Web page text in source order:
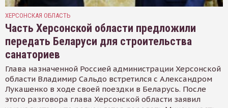
ХЕРСОНСКАЯ ОБЛАСТЬ
Часть Херсонской области предложили
передать Беларуси для строительства
санаториев
Глава назначенной Россией администрации Херсонской
области Владимир Сальдо встретился с Александром
Лукашенко в ходе своей поездки в Беларусь. После
этого разговора глава Херсонской области заявил